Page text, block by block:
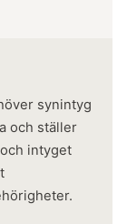
synintyg
och ställer
intyget